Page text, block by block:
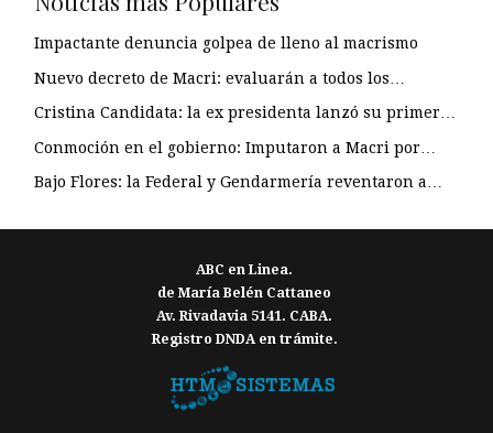
Impactante denuncia golpea de lleno al macrismo
Nuevo decreto de Macri: evaluarán a todos los…
Cristina Candidata: la ex presidenta lanzó su primer…
Conmoción en el gobierno: Imputaron a Macri por…
Bajo Flores: la Federal y Gendarmería reventaron a…
ABC en Linea.
de María Belén Cattaneo
Av. Rivadavia 5141. CABA.
Registro DNDA en trámite.